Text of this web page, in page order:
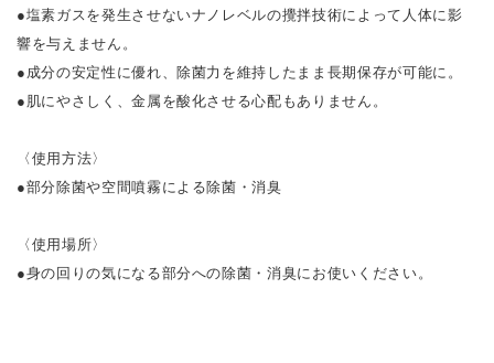
●塩素ガスを発生させないナノレベルの攪拌技術によって人体に影
響を与えません。
●成分の安定性に優れ、除菌力を維持したまま長期保存が可能に。
●肌にやさしく、金属を酸化させる心配もありません。
〈使用方法〉
●部分除菌や空間噴霧による除菌・消臭
〈使用場所〉
●身の回りの気になる部分への除菌・消臭にお使いください。